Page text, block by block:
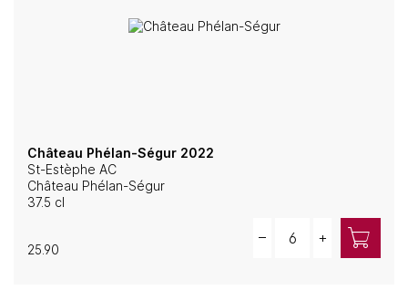
Château Phélan-Ségur 2022
St-Estèphe AC
Château Phélan-Ségur
37.5 cl
25.90
– +